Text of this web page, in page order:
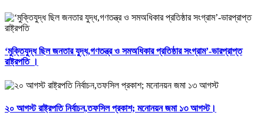
‘মুক্তিযুদ্ধ ছিল জনতার যুদ্ধ,গণতন্ত্র ও সমঅধিকার প্রতিষ্ঠার সংগ্রাম’-ভারপ্রাপ্ত
রাষ্ট্রপতি ।
২০ আগস্ট রাষ্ট্রপতি নির্বাচন,তফসিল প্রকাশ; মনোনয়ন জমা ১৩ আগস্ট।